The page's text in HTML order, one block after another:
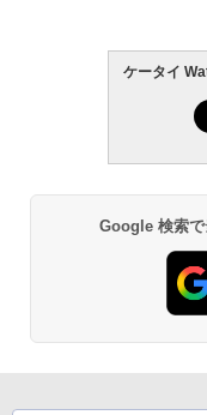
ケータイ
Google 検索で